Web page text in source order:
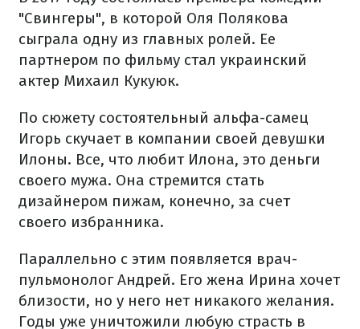
"Свингеры", в которой Оля Полякова
сыграла одну из главных ролей. Ее
партнером по фильму стал украинский
актер Михаил Кукуюк.
По сюжету состоятельный альфа-самец
Игорь скучает в компании своей девушки
Илоны. Все, что любит Илона, это деньги
своего мужа. Она стремится стать
дизайнером пижам, конечно, за счет
своего избранника.
Параллельно с этим появляется врач-
пульмонолог Андрей. Его жена Ирина хочет
близости, но у него нет никакого желания.
Годы уже уничтожили любую страсть в